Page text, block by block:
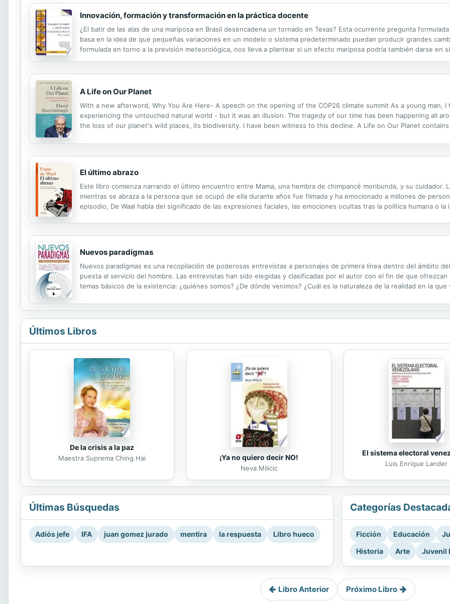
Innovación, formación y transformación en la práctica docente
¿El batir de las alas de una mariposa en Brasil desencadena un tornado en Texas? Esta ocurrente pregunta
basa en la idea de que pequeñas variaciones en un modelo o sistema predeterminado puedan producir grandes
formulada en torno a la previsión meteorológica, nos lleva a plantear si un efecto mariposa podría también darse en
A Life on Our Planet
With a new afterword, Why You Are Here- A speech on the opening of the COP26 climate summit As a young man,
experiencing the untouched natural world - but it was an illusion. The tragedy of our time has been happening all
the loss of our planet's wild places, its biodiversity. I have been witness to this decline. A Life on Our Planet
El último abrazo
Este libro comienza narrando el último encuentro entre Mama, una hembra de chimpancé moribunda, y su cuidador.
mientras se abraza a la persona que se ocupó de ella durante años fue filmada y ha emocionado a millones de
episodio, De Waal habla del significado de las expresiones faciales, las emociones ocultas tras la política humana o
Nuevos paradigmas
Nuevos paradigmas es una recopilación de poderosas entrevistas a personajes de primera línea dentro del ámbito
puesta al servicio del hombre. Las entrevistas han sido elegidas y clasificadas por el autor con el fin de que
temas básicos de la existencia: ¿quiénes somos? ¿De dónde venimos? ¿Cuál es la naturaleza de la realidad en la
Últimos Libros
De la crisis a la paz
Maestra Suprema Ching Hai ¡Ya no quiero decir NO!
Neva Milicic
El sistema electoral
Luis Enrique Lander
Últimas Búsquedas
Adiós jefe IFA juan gomez jurado mentira la respuesta Libro hueco
Categorías
Ficción Educación
Historia
Arte Juvenil
Libro Anterior Próximo Libro